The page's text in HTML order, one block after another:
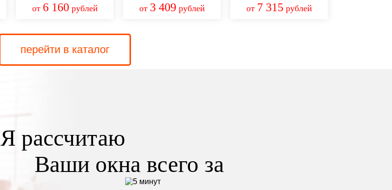
от 6 160 рублей от 3 409 рублей от 7 315 рублей
перейти в каталог
Я рассчитаю
Ваши окна всего за